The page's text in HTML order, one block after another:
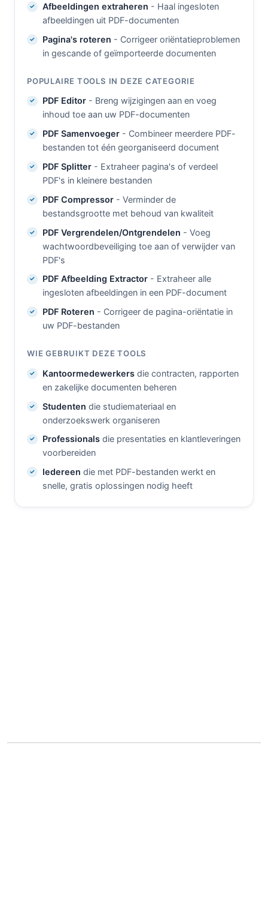
Afbeeldingen extraheren - Haal ingesloten
afbeeldingen uit PDF-documenten
Pagina's roteren - Corrigeer oriëntatieproblemen
in gescande of geïmporteerde documenten
POPULAIRE TOOLS IN DEZE CATEGORIE
PDF Editor- Breng wijzigingen aan en voeg
inhoud toe aan uw PDF-documenten
PDF Samenvoeger- Combineer meerdere PDF-
bestanden tot één georganiseerd document
PDF Splitter- Extraheer pagina's of verdeel
PDF's in kleinere bestanden
PDF Compressor- Verminder de
bestandsgrootte met behoud van kwaliteit
PDF Vergrendelen/Ontgrendelen - Voeg
wachtwoordbeveiliging toe aan of verwijder van
PDF's
PDF Afbeelding Extractor- Extraheer alle
ingesloten afbeeldingen in een PDF-document
PDF Roteren - Corrigeer de pagina-oriëntatie in
uw PDF-bestanden
WIE GEBRUIKT DEZE TOOLS
Kantoormedewerkersdie contracten, rapporten
en zakelijke documenten beheren
Studenten die studiemateriaal en
onderzoekswerk organiseren
Professionalsdie presentaties en klantleveringen
voorbereiden
Iedereen die met PDF-bestanden werkt en
snelle, gratis oplossingen nodig heeft